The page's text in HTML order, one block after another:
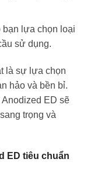
bạn lựa chọn loại
sử dụng.
là sự lựa chọn
hảo và bền bỉ.
ED sẽ
trọng và
ED tiêu chuẩn